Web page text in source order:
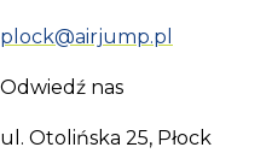
plock@airjump.pl
Odwiedź nas
ul. Otolińska 25, Płock